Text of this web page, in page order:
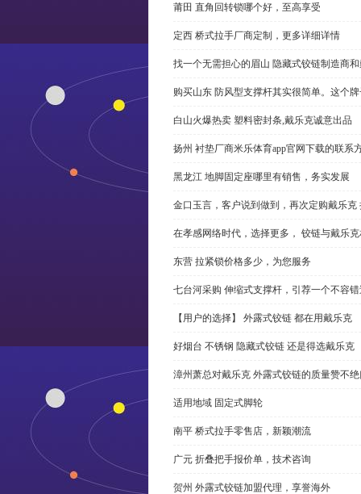
莆田 直角回转锁哪个好，至高享受
定西 桥式拉手厂商定制，更多详细详情
找一个无需担心的眉山 隐藏式铰链制造商
购买山东 防风型支撑杆其实很简单。这个
白山火爆热卖 塑料密封条,戴乐克诚意出品
扬州 衬垫厂商米乐体育app官网下载的联系
黑龙江 地脚固定座哪里有销售，务实发展
金口玉言，客户说到做到，再次定购戴乐克
在孝感网络时代，选择更多， 铰链与戴乐
东营 拉紧锁价格多少，为您服务
七台河采购 伸缩式支撑杆，引荐一个不容
【用户的选择】 外露式铰链 都在用戴乐克
好烟台 不锈钢 隐藏式铰链 还是得选戴乐克
漳州萧总对戴乐克 外露式铰链的质量赞不
适用地域 固定式脚轮
南平 桥式拉手零售店，新颖潮流
广元 折叠把手报价单，技术咨询
贺州 外露式铰链加盟代理，享誉海外